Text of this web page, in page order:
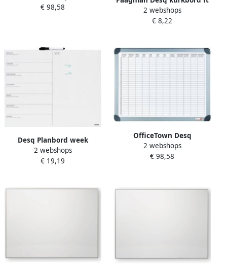
€ 98,58
35 x 35 cm
2 webshops
€ 8,22
Desq Planbord week
40x50cm randloos + marker
magnetisch
2 webshops
€ 19,19
OfficeTown Desq
magnetische jaarplanner
2 webshops
€ 98,58